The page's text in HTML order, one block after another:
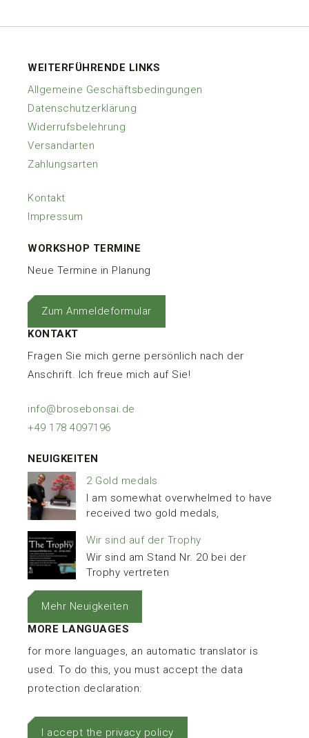
WEITERFÜHRENDE LINKS
Allgemeine Geschäftsbedingungen
Datenschutzerklärung
Widerrufsbelehrung
Versandarten
Zahlungsarten
Kontakt
Impressum
WORKSHOP TERMINE
Neue Termine in Planung
Zum Anmeldeformular
KONTAKT
Fragen Sie mich gerne persönlich nach der
Anschrift. Ich freue mich auf Sie!
info@brosebonsai.de
+49 178 4097196
NEUIGKEITEN
2 Gold medals
I am somewhat overwhelmed to have
received two gold medals,
Wir sind auf der Trophy
Wir sind am Stand Nr. 20 bei der
Trophy vertreten
Mehr Neuigkeiten
MORE LANGUAGES
for more languages, an automatic translator is
used. To do this, you must accept the data
protection declaration:
I accept the privacy policy